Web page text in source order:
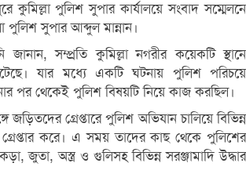
কুমিল্লা পুলিশ সুপার কার্যালয়ে সংবাদ সম্মেলনে
সুপার আব্দুল মান্নান।
জানান, সম্প্রতি কুমিল্লা নগরীর কয়েকটি স্থানে
যার মধ্যে একটি ঘটনায় পুলিশ পরিচয়ে
পর থেকেই পুলিশ বিষয়টি নিয়ে কাজ করছিল।
জড়িতদের গ্রেপ্তারে পুলিশ অভিযান চালিয়ে বিভিন্ন
করে। এ সময় তাদের কাছ থেকে পুলিশের
জুতা, অস্ত্র ও গুলিসহ বিভিন্ন সরঞ্জামাদি উদ্ধার